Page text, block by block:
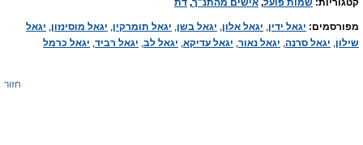
קטגוריות: שמות פועל, אישים מהתנ"ך, דת
מפורסמים: יגאל ידין, יגאל אלון, יגאל בשן, יגאל תומרקין, יגאל מוסינזון, יגאל
שילון, יגאל סרנה, יגאל נאור, יגאל עדיקא, יגאל לב, יגאל רביד, יגאל כרמל
חזור